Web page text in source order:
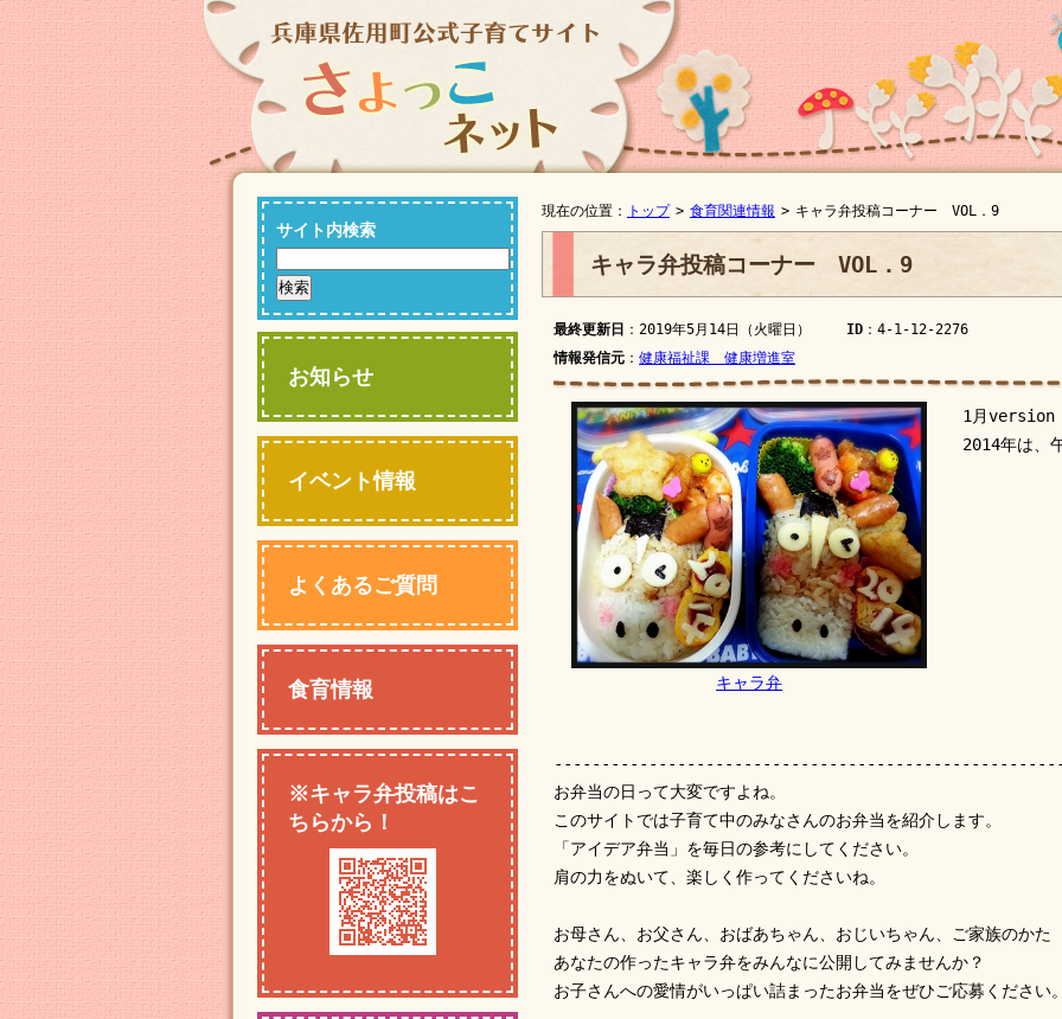
現在の位置： トップ > 食育関連情報 > キャラ弁投稿コーナー VOL．9
キャラ弁投稿コーナー VOL．9
最終更新日 ：2019年5月14日（火曜日） ID ：4-1-12-2276
情報発信元 ： 健康福祉課 健康増進室
キャラ弁
1月version
2014年は、
お弁当の日って大変ですよね。
このサイトでは子育て中のみなさんのお弁当を紹介します。
「アイデア弁当」を毎日の参考にしてください。
肩の力をぬいて、楽しく作ってくださいね。
お母さん、お父さん、おばあちゃん、おじいちゃん、ご家族のかた
あなたの作ったキャラ弁をみんなに公開してみませんか？
お子さんへの愛情がいっぱい詰まったお弁当をぜひご応募ください
サイト内検索
お知らせ
イベント情報
よくあるご質問
食育情報
※キャラ弁投稿はこ
ちらから！